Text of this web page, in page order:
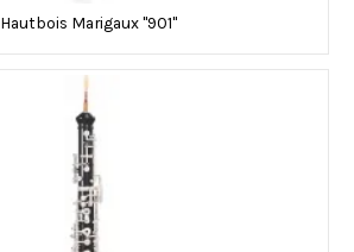
Hautbois Marigaux "901"